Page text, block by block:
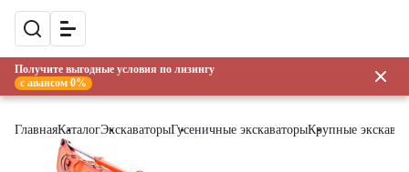
Получите выгодные условия по лизингу
с авансом 0%
ГлавнаяКаталогЭкскаваторыГусеничные экскаваторыКрупные